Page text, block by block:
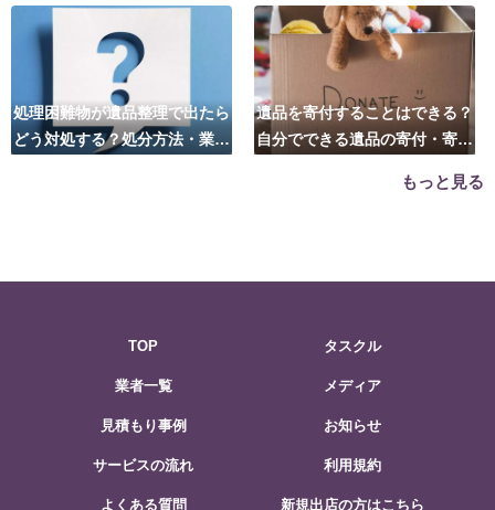
処理困難物が遺品整理で出たら
どう対処する？処分方法・業者
遺品を寄付することはできる？
自分でできる遺品の寄付・寄贈
もっと見る
TOP
業者一覧
見積もり事例
サービスの流れ
よくある質問
タスクル
メディア
お知らせ
利用規約
新規出店の方はこちら